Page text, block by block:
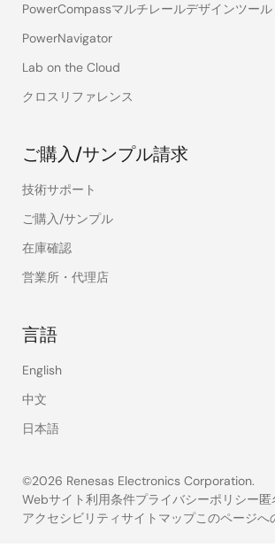
PowerCompassマルチレールデザインツール
PowerNavigator
Lab on the Cloud
クロスリファレンス
ご購入/サンプル請求
技術サポート
ご購入/サンプル
在庫確認
営業所・代理店
言語
English
中文
日本語
©2026 Renesas Electronics Corporation.
Legal
Webサイト利用条件プライバシーポリシー匿
アクセシビリティサイトマップこのページへ